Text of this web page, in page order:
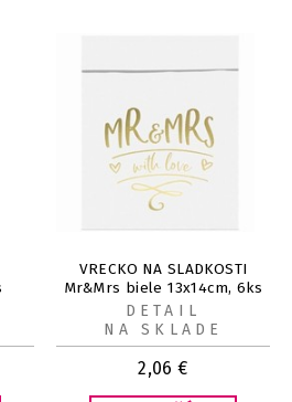
VRECKO NA SLADKOSTI
Mr&Mrs biele 13x14cm, 6ks
2,06 €
DETAIL
NA SKLADE